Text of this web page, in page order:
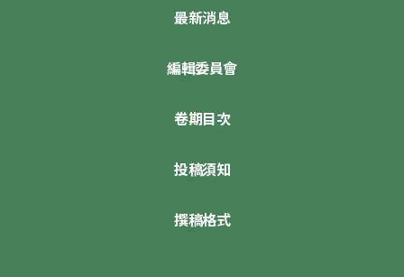
最新消息
編輯委員會
卷期目次
投稿須知
撰稿格式